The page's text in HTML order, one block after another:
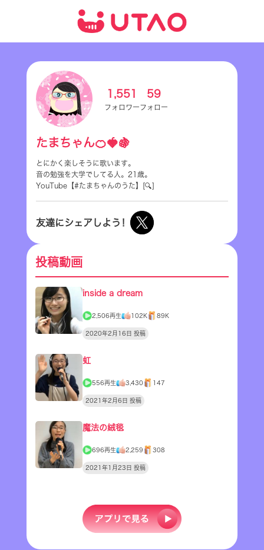
1,551
フォロワー
59
フォロー
たまちゃん🍊🍓🍇
とにかく楽しそうに歌います。
音の勉強を大学でしてる人。21歳。
YouTube【#たまちゃんのうた】[🔍]
友達にシェアしよう！
投稿動画
inside a dream
2,506再生 102K 89K
2020年2月16日 投稿
虹
556再生 3,430 147
2021年2月6日 投稿
魔法の絨毯
696再生 2,259 308
2021年1月23日 投稿